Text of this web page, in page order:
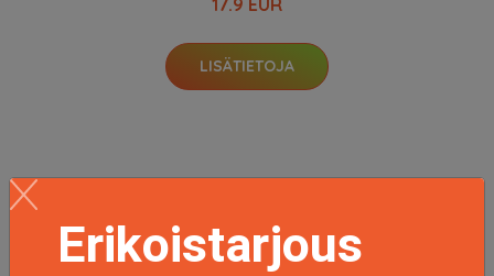
17.9 EUR
LISÄTIETOJA
Erikoistarjous